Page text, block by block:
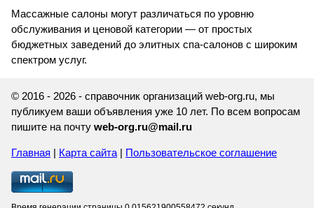
Массажные салоны могут различаться по уровню
обслуживания и ценовой категории — от простых
бюджетных заведений до элитных спа-салонов с широким
спектром услуг.
© 2016 - 2026 - справочник организаций web-org.ru, мы
публикуем ваши объявления уже 10 лет. По всем вопросам
пишите на почту web-org.ru@mail.ru
Главная | Карта сайта| Пользовательское соглашение